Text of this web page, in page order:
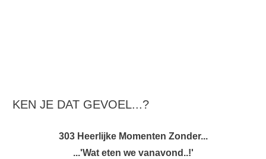
KEN JE DAT GEVOEL...?
303 Heerlijke Momenten Zonder...
...'Wat eten we vanavond..!'